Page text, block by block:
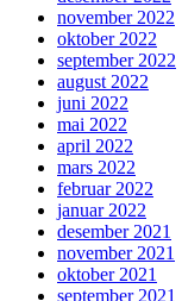
november 2022
oktober 2022
september 2022
august 2022
juni 2022
mai 2022
april 2022
mars 2022
februar 2022
januar 2022
desember 2021
november 2021
oktober 2021
september 2021